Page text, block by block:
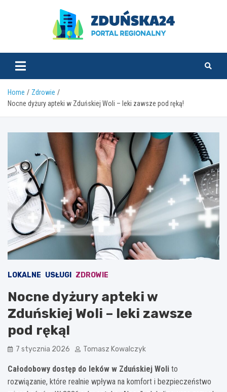
zdunska24.pl
Home
Zdrowie
Nocne dyżury apteki w Zduńskiej Woli – leki zawsze pod ręką!
LOKALNE USŁUGI ZDROWIE
Nocne dyżury apteki w
Zduńskiej Woli – leki zawsze
pod ręką!
7 stycznia 2026 Tomasz Kowalczyk
Całodobowy dostęp do leków w Zduńskiej Woli to
rozwiązanie, które realnie wpływa na komfort i bezpieczeństwo